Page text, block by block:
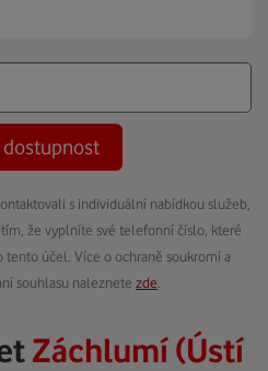
s individuální nabídkou služeb,
že vyplníte své telefonní číslo, které
tento účel. Více o ochraně soukromí a
souhlasu naleznete zde
Záchlumí (Ústí